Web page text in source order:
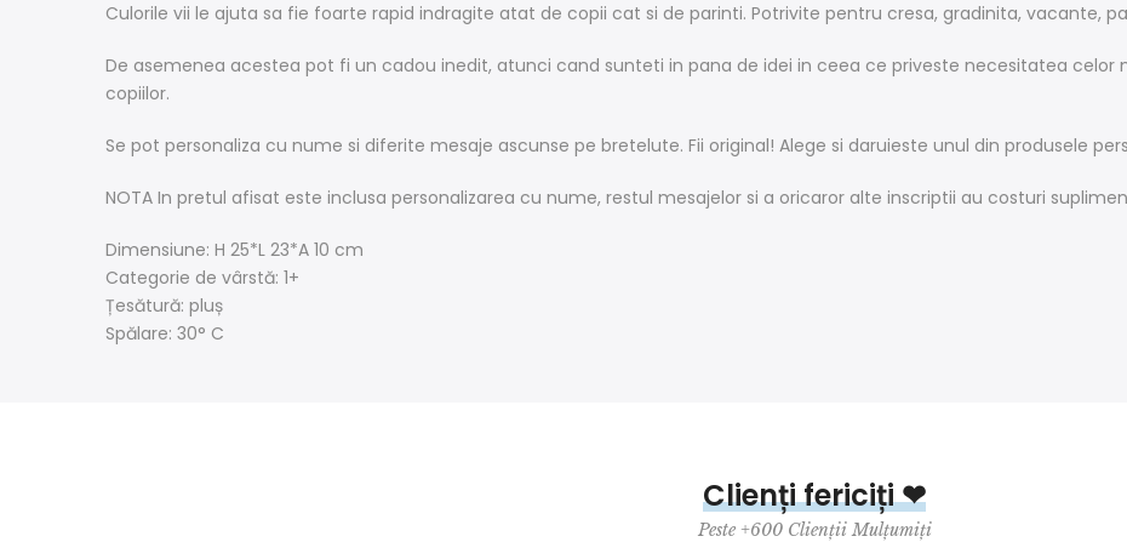
Culorile vii le ajuta sa fie foarte rapid indragite atat de copii cat si de parinti. Potrivite pentru cresa, gradinita, vacante,
De asemenea acestea pot fi un cadou inedit, atunci cand sunteti in pana de idei in ceea ce priveste necesitatea
copiilor.
Se pot personaliza cu nume si diferite mesaje ascunse pe bretelute. Fii original! Alege si daruieste unul din produsele
NOTA In pretul afisat este inclusa personalizarea cu nume, restul mesajelor si a oricaror alte inscriptii au costuri
Dimensiune: H 25*L 23*A 10 cm
Categorie de vârstă: 1+
Țesătură: pluș
Spălare: 30° C
Clienți fericiți ❤
Peste +600 Clienții Mulțumiți